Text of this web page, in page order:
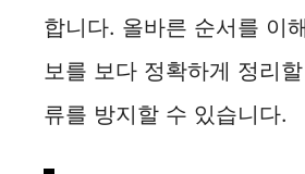
합니다. 올바른 순서를 이
보를 보다 정확하게 정리
류를 방지할 수 있습니다.